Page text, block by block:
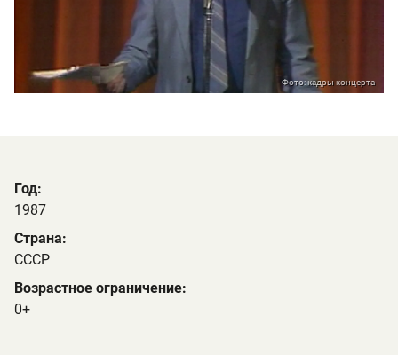
Фото: кадры концерта
Год:
1987
Страна:
СССР
Возрастное ограничение:
0+